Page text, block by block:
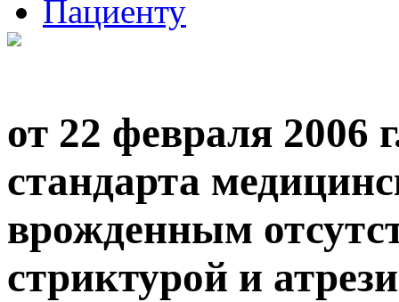
Пациенту
от 22 февраля 2006
стандарта
врожденным
стриктурой и